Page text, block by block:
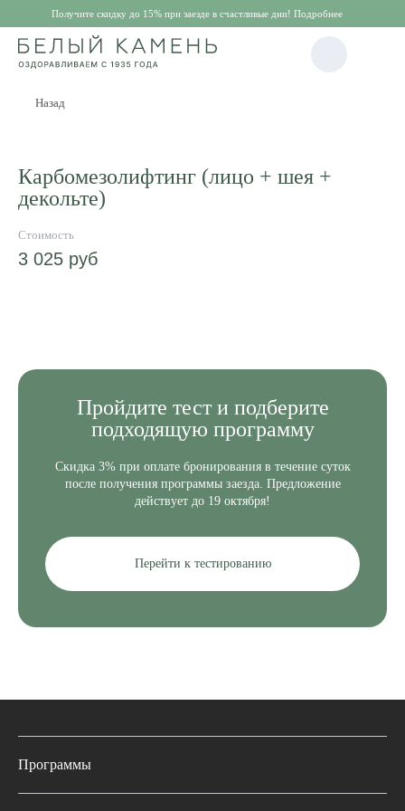
Получите скидку до 15% при заезде в счастливые дни! Подробнее
Назад
Карбомезолифтинг (лицо + шея +
декольте)
3 025 руб
Пройдите тест и подберите
подходящую программу
Скидка 3% при оплате бронирования в течение суток
после получения программы заезда. Предложение
действует до 19 октября!
Перейти к тестированию
Программы